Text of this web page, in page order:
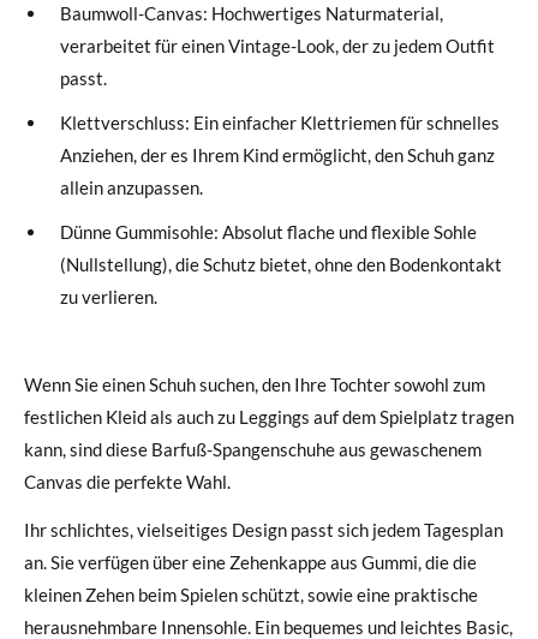
Baumwoll-Canvas: Hochwertiges Naturmaterial,
verarbeitet für einen Vintage-Look, der zu jedem Outfit
passt.
Klettverschluss: Ein einfacher Klettriemen für schnelles
Anziehen, der es Ihrem Kind ermöglicht, den Schuh ganz
allein anzupassen.
Dünne Gummisohle: Absolut flache und flexible Sohle
(Nullstellung), die Schutz bietet, ohne den Bodenkontakt
zu verlieren.
Wenn Sie einen Schuh suchen, den Ihre Tochter sowohl zum
festlichen Kleid als auch zu Leggings auf dem Spielplatz tragen
kann, sind diese Barfuß-Spangenschuhe aus gewaschenem
Canvas die perfekte Wahl.
Ihr schlichtes, vielseitiges Design passt sich jedem Tagesplan
an. Sie verfügen über eine Zehenkappe aus Gummi, die die
kleinen Zehen beim Spielen schützt, sowie eine praktische
herausnehmbare Innensohle. Ein bequemes und leichtes Basic,